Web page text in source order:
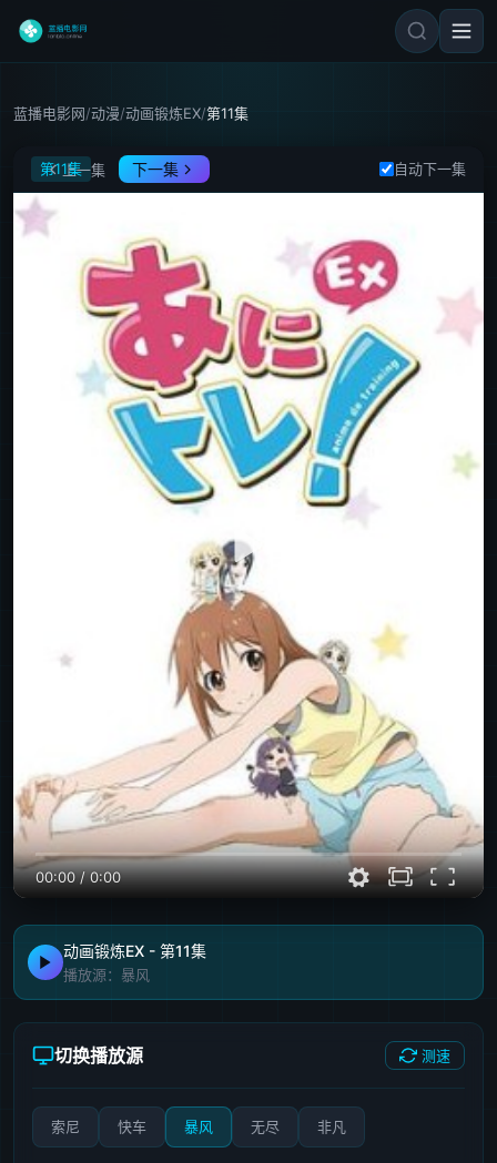
蓝播电影网/动漫/动画锻炼EX/第11集
动画锻炼EX
第11集上一集 下一集 自动下一集
00:00/0:00
动画锻炼EX - 第11集
播放源：暴风
切换播放源 测速
索尼 快车 暴风 无尽 非凡